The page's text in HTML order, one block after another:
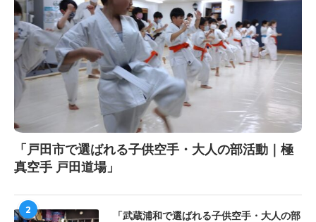
「戸田市で選ばれる子供空手・大人の部活動｜極
真空手 戸田道場」
2
「武蔵浦和で選ばれる子供空手・大人の部